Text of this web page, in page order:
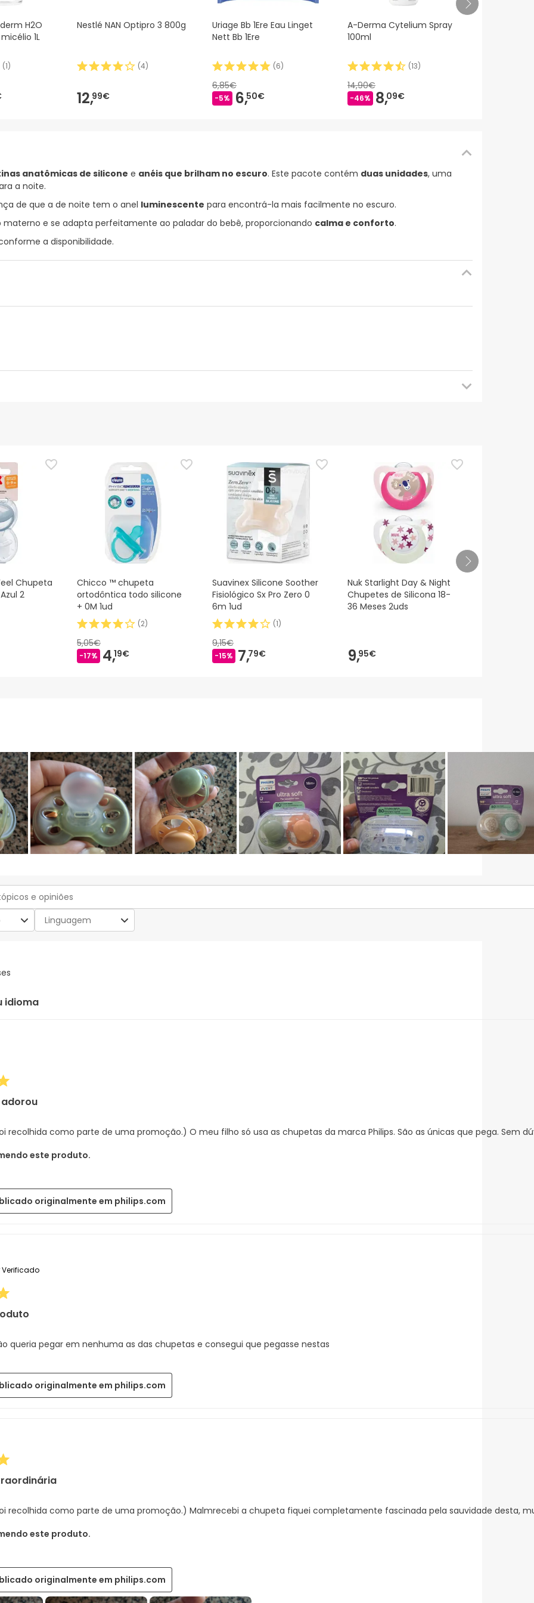
H2O
1L
(1)
Nestlé NAN Optipro 3 800g
(4)
12,99€
Uriage Bb 1Ere Eau Linget
Nett Bb 1Ere
(6)
6,85€
-5% 6,50€
A-Derma Cytelium Spray
100ml
(13)
14,90€
-46% 8,09€
anatômicas de silicone e anéis que brilham no escuro. Este pacote contém duas unidades, uma
a noite.
de que a de noite tem o anel luminescente para encontrá-la mais facilmente no escuro.
e se adapta perfeitamente ao paladar do bebê, proporcionando calma e conforto.
a disponibilidade.
para este produto, mas estamos a trabalhar nisso. Recomendamos que voltes mais tarde para veres as
as informações de segurança que acompanham o produto antes de o utilizares. Se tiveres alguma dúvida
disso, se desejares, também podes devolver o produto seguindo os
nossos termos e condições.
Chupeta
2
Chicco ™ chupeta
ortodôntica todo silicone
+ 0M 1ud
(2)
5,05€
-17% 4,19€
Suavinex Silicone Soother
Fisiológico Sx Pro Zero 0
6m 1ud
(1)
9,15€
-15% 7,79€
Nuk Starlight Day & Night
Chupetes de Silicona 18-
36 Meses 2uds
9,95€
Linguagem
idioma
adorou
recolhida como parte de uma promoção.) O meu filho só usa as chupetas da marca Philips. São as únicas que pega. Sem
este produto.
originalmente em philips.com
queria pegar em nenhuma as das chupetas e consegui que pegasse nestas
originalmente em philips.com
recolhida como parte de uma promoção.) Malmrecebi a chupeta fiquei completamente fascinada pela sauvidade desta,
este produto.
originalmente em philips.com